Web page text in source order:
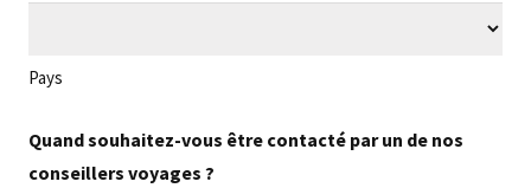
Pays
Quand souhaitez-vous être contacté par un de nos
conseillers voyages ?